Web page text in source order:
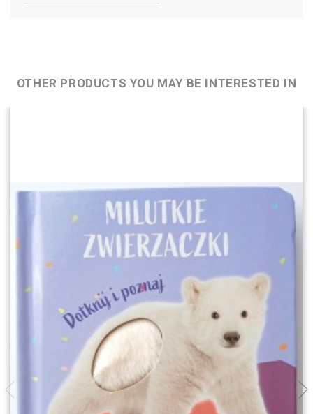
OTHER PRODUCTS YOU MAY BE INTERESTED IN